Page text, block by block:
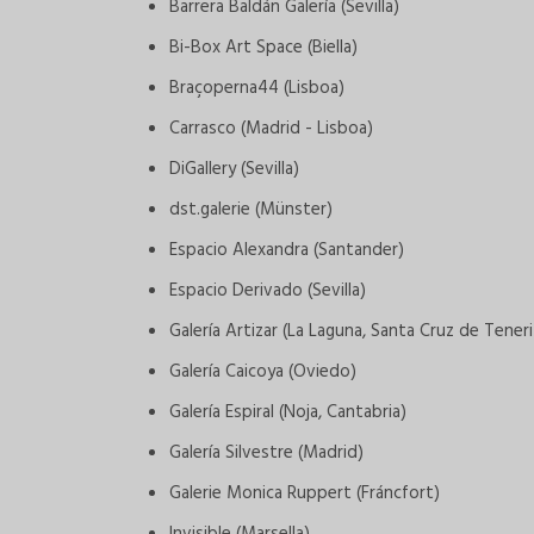
Barrera Baldán Galería (Sevilla)
Bi-Box Art Space (Biella)
Braçoperna44 (Lisboa)
Carrasco (Madrid - Lisboa)
DiGallery (Sevilla)
dst.galerie (Münster)
Espacio Alexandra (Santander)
Espacio Derivado (Sevilla)
Galería Artizar (La Laguna, Santa Cruz de
Galería Caicoya (Oviedo)
Galería Espiral (Noja, Cantabria)
Galería Silvestre (Madrid)
Galerie Monica Ruppert (Fráncfort)